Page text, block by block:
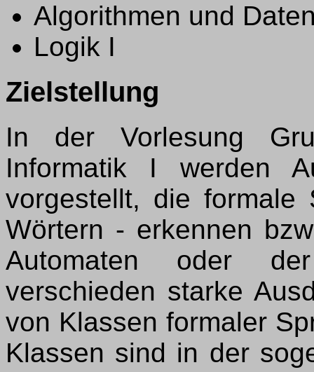
Algorithmen und
Logik I
Zielstellung
In der Vorlesung
Informatik I werden
vorgestellt, die
Wörtern - erkennen
Automaten oder
verschieden starke
von Klassen formaler
Klassen sind in der